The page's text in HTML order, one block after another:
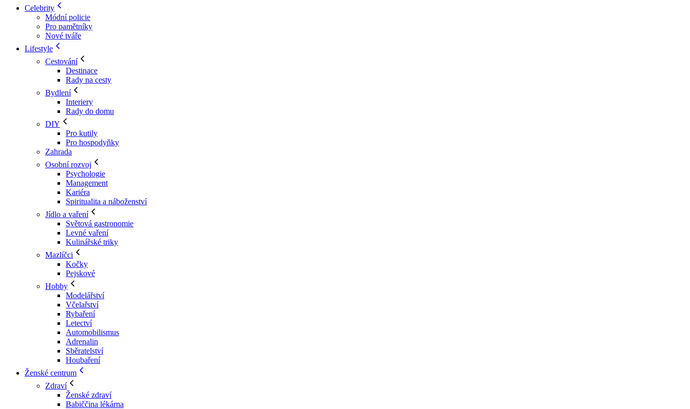
Celebrity
Módní policie
Pro pamětníky
Nové tváře
Lifestyle
Cestování
Destinace
Rady na cesty
Bydlení
Interiery
Rady do domu
DIY
Pro kutily
Pro hospodyňky
Zahrada
Osobní rozvoj
Psychologie
Management
Kariéra
Spiritualita a náboženství
Jídlo a vaření
Světová gastronomie
Levné vaření
Kulinářské triky
Mazlíčci
Kočky
Pejskové
Hobby
Modelářství
Včelařství
Rybaření
Letectví
Automobilismus
Adrenalin
Sběratelství
Houbaření
Ženské centrum
Zdraví
Ženské zdraví
Babiččina lékárna